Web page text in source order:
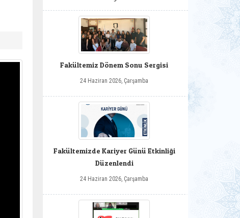
Fakültemiz Dönem Sonu Sergisi
24 Haziran 2026, Çarşamba
Fakültemizde Kariyer Günü Etkinliği
Düzenlendi
24 Haziran 2026, Çarşamba